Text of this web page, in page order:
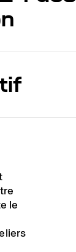
le